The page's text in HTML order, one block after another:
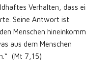
Verhalten, dass
Seine Antwort ist
Menschen
aus dem Menschen
(Mt 7,15)